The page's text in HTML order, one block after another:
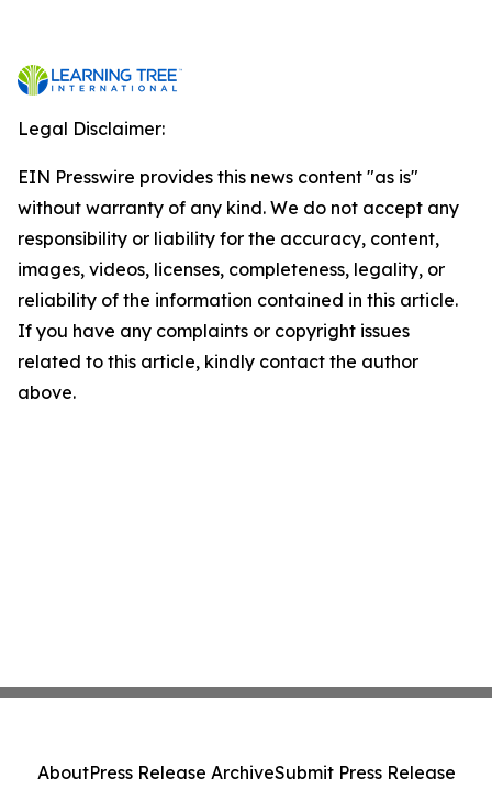
Legal Disclaimer:
EIN Presswire provides this news content "as is"
without warranty of any kind. We do not accept any
responsibility or liability for the accuracy, content,
images, videos, licenses, completeness, legality, or
reliability of the information contained in this article.
If you have any complaints or copyright issues
related to this article, kindly contact the author
above.
AboutPress Release ArchiveSubmit Press Release